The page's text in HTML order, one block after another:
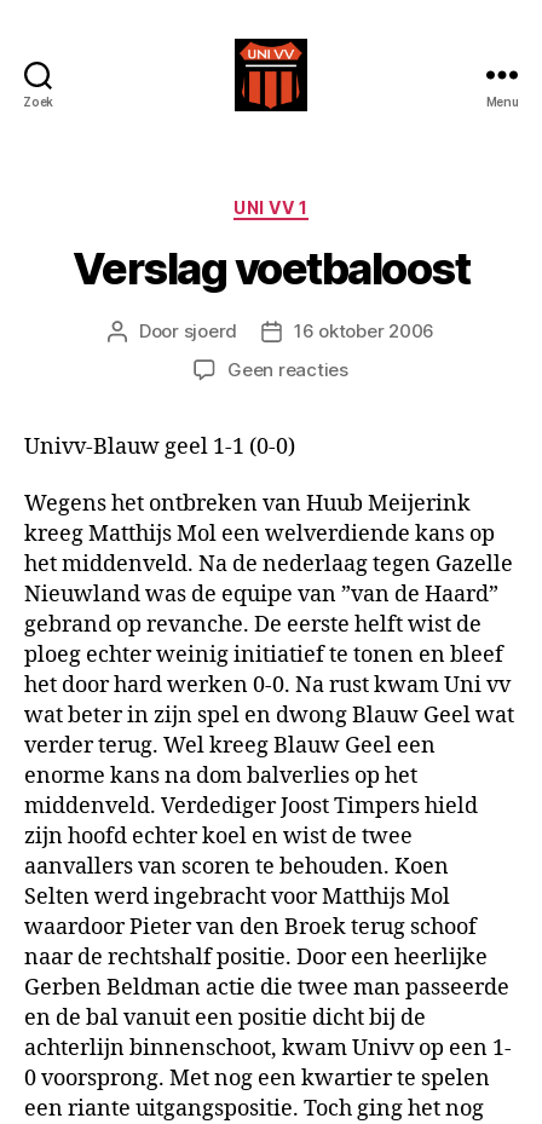
Zoek Menu
Categorieën
UNI VV 1
Verslag voetbaloost
Berichtauteur
Door sjoerd Berichtdatum
16 oktober 2006
Geen reactiesop
Univv-Blauw geel 1-1 (0-0)
Wegens het ontbreken van Huub Meijerink
kreeg Matthijs Mol een welverdiende kans op
het middenveld. Na de nederlaag tegen Gazelle
Nieuwland was de equipe van ”van de Haard”
gebrand op revanche. De eerste helft wist de
ploeg echter weinig initiatief te tonen en bleef
het door hard werken 0-0. Na rust kwam Uni vv
wat beter in zijn spel en dwong Blauw Geel wat
verder terug. Wel kreeg Blauw Geel een
enorme kans na dom balverlies op het
middenveld. Verdediger Joost Timpers hield
zijn hoofd echter koel en wist de twee
aanvallers van scoren te behouden. Koen
Selten werd ingebracht voor Matthijs Mol
waardoor Pieter van den Broek terug schoof
naar de rechtshalf positie. Door een heerlijke
Gerben Beldman actie die twee man passeerde
en de bal vanuit een positie dicht bij de
achterlijn binnenschoot, kwam Univv op een 1-
0 voorsprong. Met nog een kwartier te spelen
een riante uitgangspositie. Toch ging het nog